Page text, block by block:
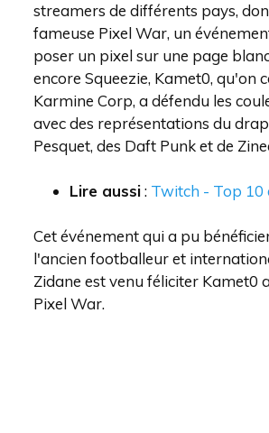
streamers de différents pays,
fameuse Pixel War, un
poser un pixel sur une page
encore Squeezie, Kamet0,
Karmine Corp, a défendu les
avec des représentations du
Pesquet, des Daft Punk et de
Lire aussi: Twitch - Top 10
Cet événement qui a pu
l'ancien footballeur et
Zidane est venu féliciter Kamet0
Pixel War.